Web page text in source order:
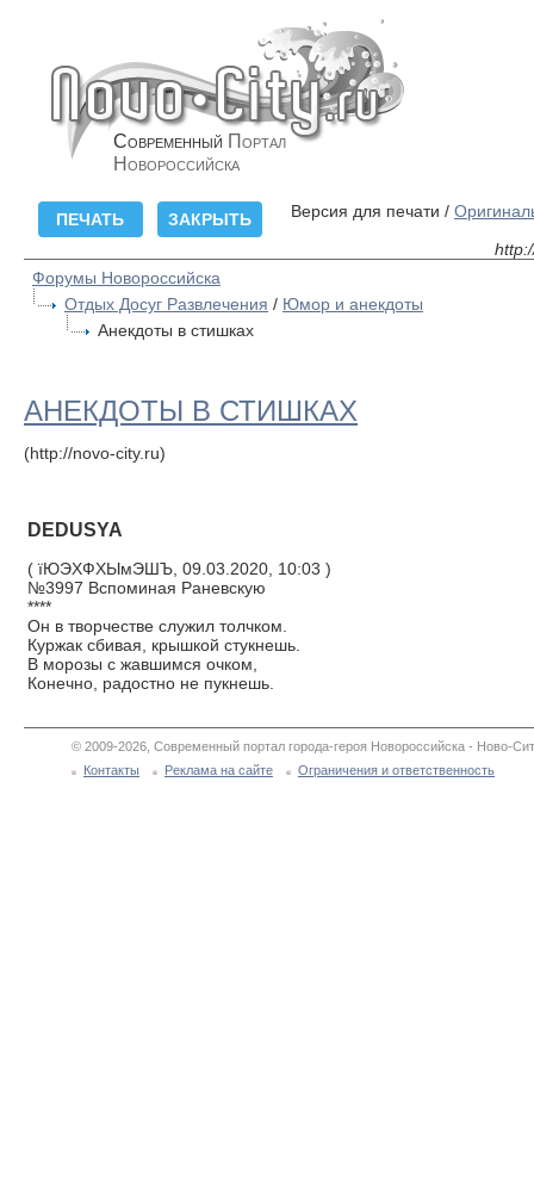
Современный Портал
Новороссийска
Версия для печати /
Форумы Новороссийска
Отдых Досуг Развлечения / Юмор и анекдоты
Анекдоты в стишках
АНЕКДОТЫ В СТИШКАХ
(http://novo-city.ru)
DEDUSYA
( їЮЭХФХЫмЭШЪ, 09.03.2020, 10:03 )
№3997 Вспоминая Раневскую
****
Он в творчестве служил толчком.
Куржак сбивая, крышкой стукнешь.
В морозы с жавшимся очком,
Конечно, радостно не пукнешь.
© 2009-2026, Современный портал города-героя Новороссийска - Ново-
Контакты
Реклама на сайте Ограничения и ответственность